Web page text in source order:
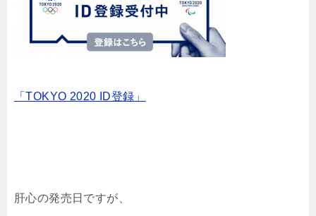
「TOKYO 2020 ID登録」
肝心の発売日ですが、